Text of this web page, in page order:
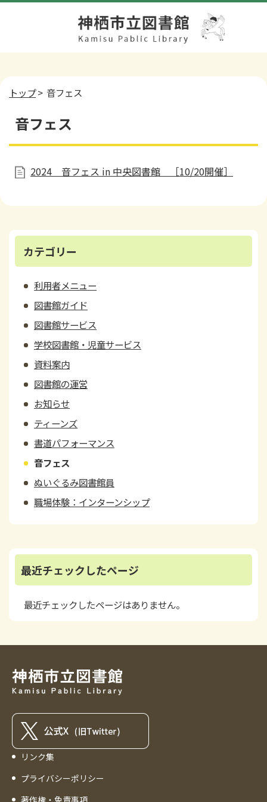
トップ> 音フェス
音フェス
2024 音フェス in 中央図書館 ［10/20開催］
カテゴリー
利用者メニュー
図書館ガイド
図書館サービス
学校図書館・児童サービス
資料案内
図書館の運営
お知らせ
ティーンズ
書道パフォーマンス
音フェス
ぬいぐるみ図書館員
職場体験：インターンシップ
最近チェックしたページ
最近チェックしたページはありません。
リンク集
プライバシーポリシー
著作権・免責事項